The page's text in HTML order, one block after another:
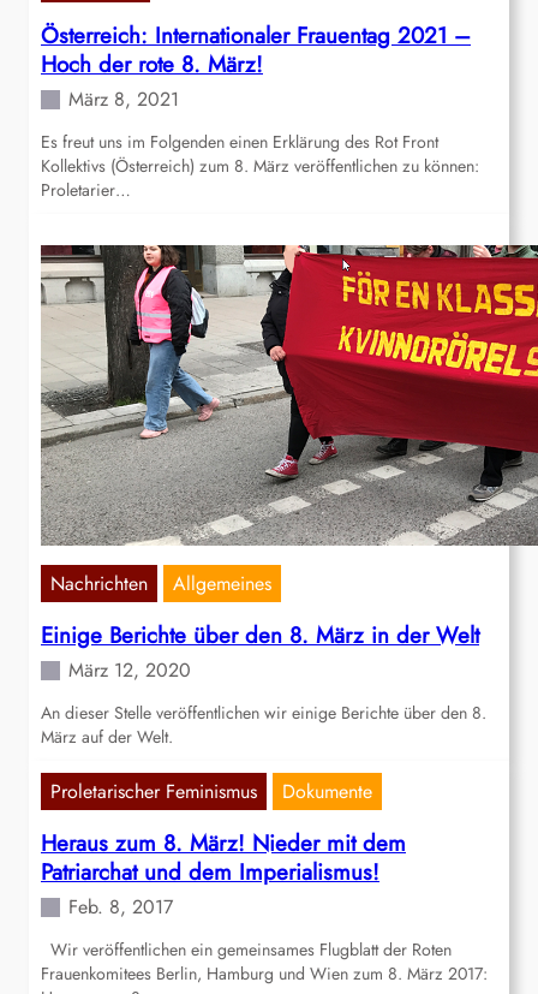
Österreich: Internationaler Frauentag 2021 –
Hoch der rote 8. März!
März 8, 2021
Es freut uns im Folgenden einen Erklärung des Rot Front
Kollektivs (Österreich) zum 8. März veröffentlichen zu können:
Proletarier…
Nachrichten Allgemeines
Einige Berichte über den 8. März in der Welt
März 12, 2020
An dieser Stelle veröffentlichen wir einige Berichte über den 8.
März auf der Welt.
Proletarischer Feminismus Dokumente
Heraus zum 8. März! Nieder mit dem
Patriarchat und dem Imperialismus!
Feb. 8, 2017
Wir veröffentlichen ein gemeinsames Flugblatt der Roten
Frauenkomitees Berlin, Hamburg und Wien zum 8. März 2017: